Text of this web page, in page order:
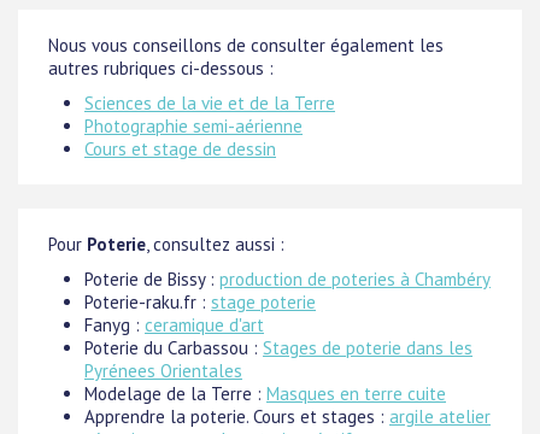
Nous vous conseillons de consulter également les
autres rubriques ci-dessous :
Sciences de la vie et de la Terre
Photographie semi-aérienne
Cours et stage de dessin
Pour Poterie , consultez aussi :
Poterie de Bissy : production de poteries à Chambéry
Poterie-raku.fr : stage poterie
Fanyg : ceramique d'art
Poterie du Carbassou : Stages de poterie dans les
Pyrénees Orientales
Modelage de la Terre : Masques en terre cuite
Apprendre la poterie. Cours et stages : argile atelier